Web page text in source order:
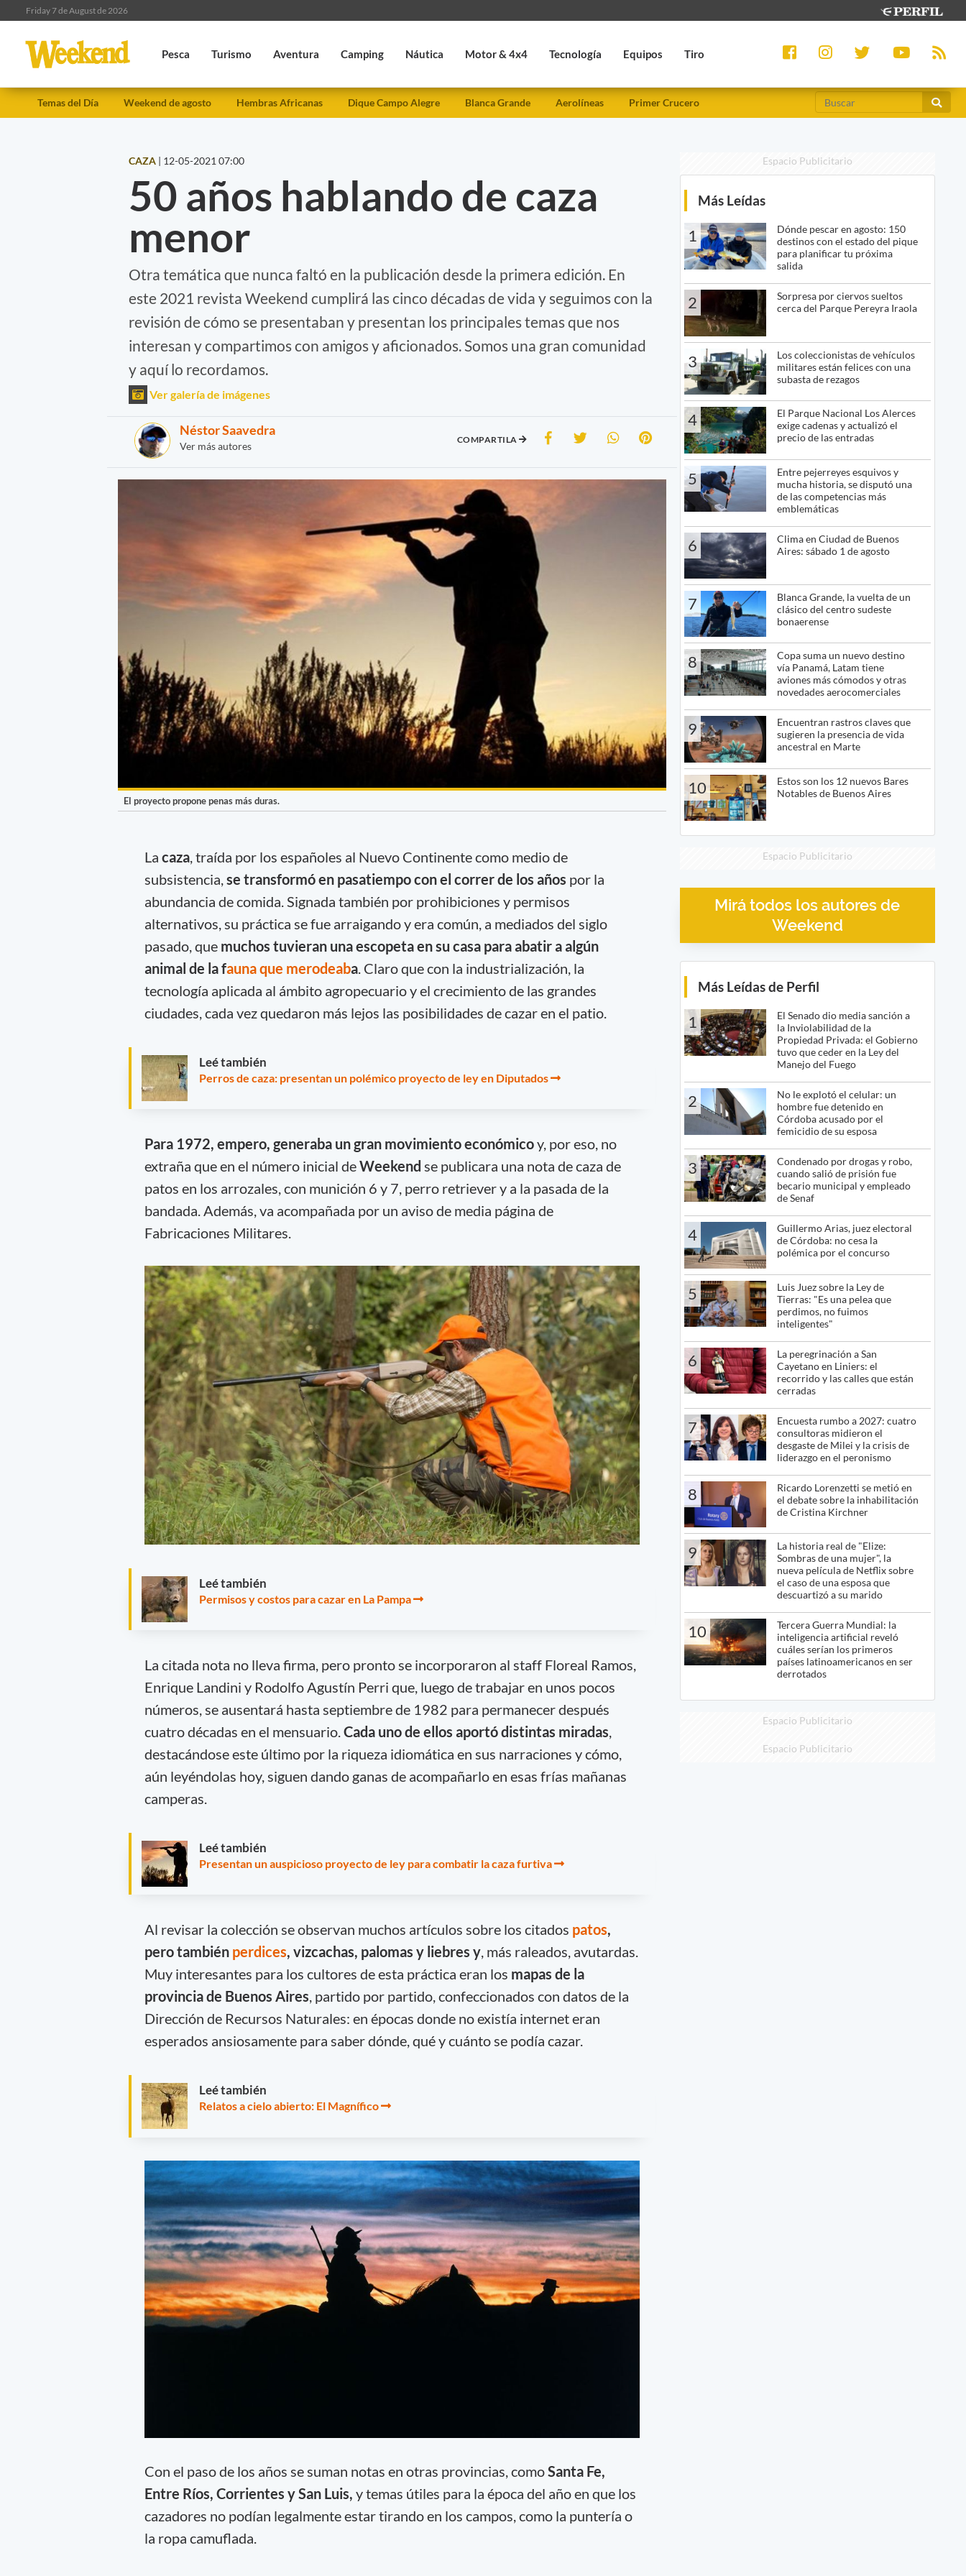
Friday 7 de August de 2026
Pesca Turismo Aventura Camping Náutica Motor & 4x4 Tecnología Equipos Tiro
Temas del Día Weekend de agosto Hembras Africanas Dique Campo Alegre Blanca Grande Aerolíneas Primer Crucero
CAZA | 12-05-2021 07:00
50 años hablando de caza
menor
Otra temática que nunca faltó en la publicación desde la primera edición. En
este 2021 revista Weekend cumplirá las cinco décadas de vida y seguimos con la
revisión de cómo se presentaban y presentan los principales temas que nos
interesan y compartimos con amigos y aficionados. Somos una gran comunidad
y aquí lo recordamos.
Ver galería de imágenes
Néstor Saavedra
Ver más autores
COMPARTILA
El proyecto propone penas más duras.
La caza, traída por los españoles al Nuevo Continente como medio de
subsistencia, se transformó en pasatiempo con el correr de los años por la
abundancia de comida. Signada también por prohibiciones y permisos
alternativos, su práctica se fue arraigando y era común, a mediados del siglo
pasado, que muchos tuvieran una escopeta en su casa para abatir a algún
animal de la fauna que merodeaba. Claro que con la industrialización, la
tecnología aplicada al ámbito agropecuario y el crecimiento de las grandes
ciudades, cada vez quedaron más lejos las posibilidades de cazar en el patio.
Leé también
Perros de caza: presentan un polémico proyecto de ley en Diputados
Para 1972, empero, generaba un gran movimiento económicoy, por eso, no
extraña que en el número inicial deWeekend se publicara una nota de caza de
patos en los arrozales, con munición 6 y 7, perro retriever y a la pasada de la
bandada. Además, va acompañada por un aviso de media página de
Fabricaciones Militares.
Leé también
Permisos y costos para cazar en La Pampa
La citada nota no lleva firma, pero pronto se incorporaron al staff Floreal Ramos,
Enrique Landini y Rodolfo Agustín Perri que, luego de trabajar en unos pocos
números, se ausentará hasta septiembre de 1982 para permanecer después
cuatro décadas en el mensuario. Cada uno de ellos aportó distintas miradas
destacándose este último por la riqueza idiomática en sus narraciones y cómo,
aún leyéndolas hoy, siguen dando ganas de acompañarlo en esas frías mañanas
camperas.
Leé también
Presentan un auspicioso proyecto de ley para combatir la caza furtiva
Al revisar la colección se observan muchos artículos sobre los citados patos,
pero también perdices, vizcachas, palomas y liebres y, más raleados, avutardas.
Muy interesantes para los cultores de esta práctica eran los mapas de la
provincia de Buenos Aires , partido por partido, confeccionados con datos de la
Dirección de Recursos Naturales: en épocas donde no existía internet eran
esperados ansiosamente para saber dónde, qué y cuánto se podía cazar.
Leé también
Relatos a cielo abierto: El Magnífico
Con el paso de los años se suman notas en otras provincias, comoSanta Fe,
Entre Ríos, Corrientes y San Luis, y temas útiles para la época del año en que los
cazadores no podían legalmente estar tirando en los campos, como la puntería o
la ropa camuflada.
Espacio Publicitario
Más Leídas
1
Dónde pescar en agosto: 150
destinos con el estado del pique
para planificar tu próxima
salida
2
Sorpresa por ciervos sueltos
cerca del Parque Pereyra Iraola
3
Los coleccionistas de vehículos
militares están felices con una
subasta de rezagos
4
El Parque Nacional Los Alerces
exige cadenas y actualizó el
precio de las entradas
5
Entre pejerreyes esquivos y
mucha historia, se disputó una
de las competencias más
emblemáticas
6
Clima en Ciudad de Buenos
Aires: sábado 1 de agosto
7
Blanca Grande, la vuelta de un
clásico del centro sudeste
bonaerense
8
Copa suma un nuevo destino
vía Panamá, Latam tiene
aviones más cómodos y otras
novedades aerocomerciales
9
Encuentran rastros claves que
sugieren la presencia de vida
ancestral en Marte
10
Estos son los 12 nuevos Bares
Notables de Buenos Aires
Espacio Publicitario
Mirá todos los autores de
Weekend
Más Leídas de Perfil
1
El Senado dio media sanción a
la Inviolabilidad de la
Propiedad Privada: el Gobierno
tuvo que ceder en la Ley del
Manejo del Fuego
2
No le explotó el celular: un
hombre fue detenido en
Córdoba acusado por el
femicidio de su esposa
3
Condenado por drogas y robo,
cuando salió de prisión fue
becario municipal y empleado
de Senaf
4
Guillermo Arias, juez electoral
de Córdoba: no cesa la
polémica por el concurso
5
Luis Juez sobre la Ley de
Tierras: "Es una pelea que
perdimos, no fuimos
inteligentes"
6
La peregrinación a San
Cayetano en Liniers: el
recorrido y las calles que están
cerradas
7
Encuesta rumbo a 2027: cuatro
consultoras midieron el
desgaste de Milei y la crisis de
liderazgo en el peronismo
8
Ricardo Lorenzetti se metió en
el debate sobre la inhabilitación
de Cristina Kirchner
9
La historia real de "Elize:
Sombras de una mujer", la
nueva película de Netflix sobre
el caso de una esposa que
descuartizó a su marido
10
Tercera Guerra Mundial: la
inteligencia artificial reveló
cuáles serían los primeros
países latinoamericanos en ser
derrotados
Espacio Publicitario
Espacio Publicitario